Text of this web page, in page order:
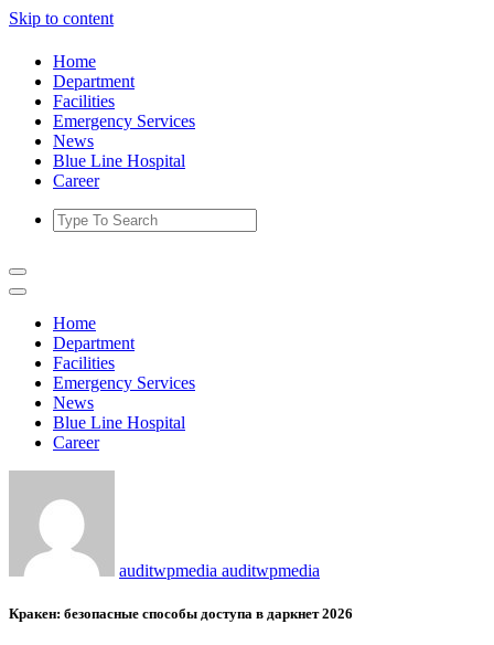
Skip to content
Home
Department
Facilities
Emergency Services
News
Blue Line Hospital
Career
Home
Department
Facilities
Emergency Services
News
Blue Line Hospital
Career
auditwpmedia auditwpmedia
Кракен: безопасные способы доступа в даркнет 2026